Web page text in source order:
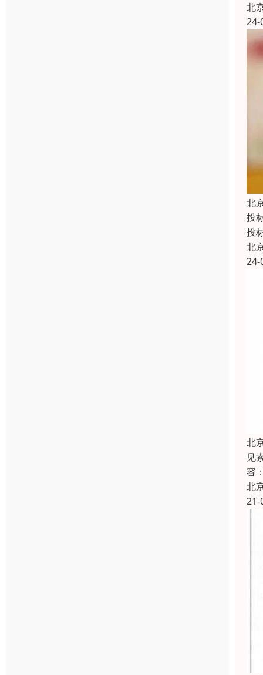
北
24-
北
投
投
北
24-
北
见
容
北
21-